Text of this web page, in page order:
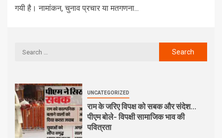
गयी है। नामांकन, चुनाव प्रचार या मतगणना...
UNCATEGORIZED
राम के जरिए विपक्ष को सबक और संदेश…
पीएम बोले- विपक्षी सामाजिक भाव की
पवित्रता